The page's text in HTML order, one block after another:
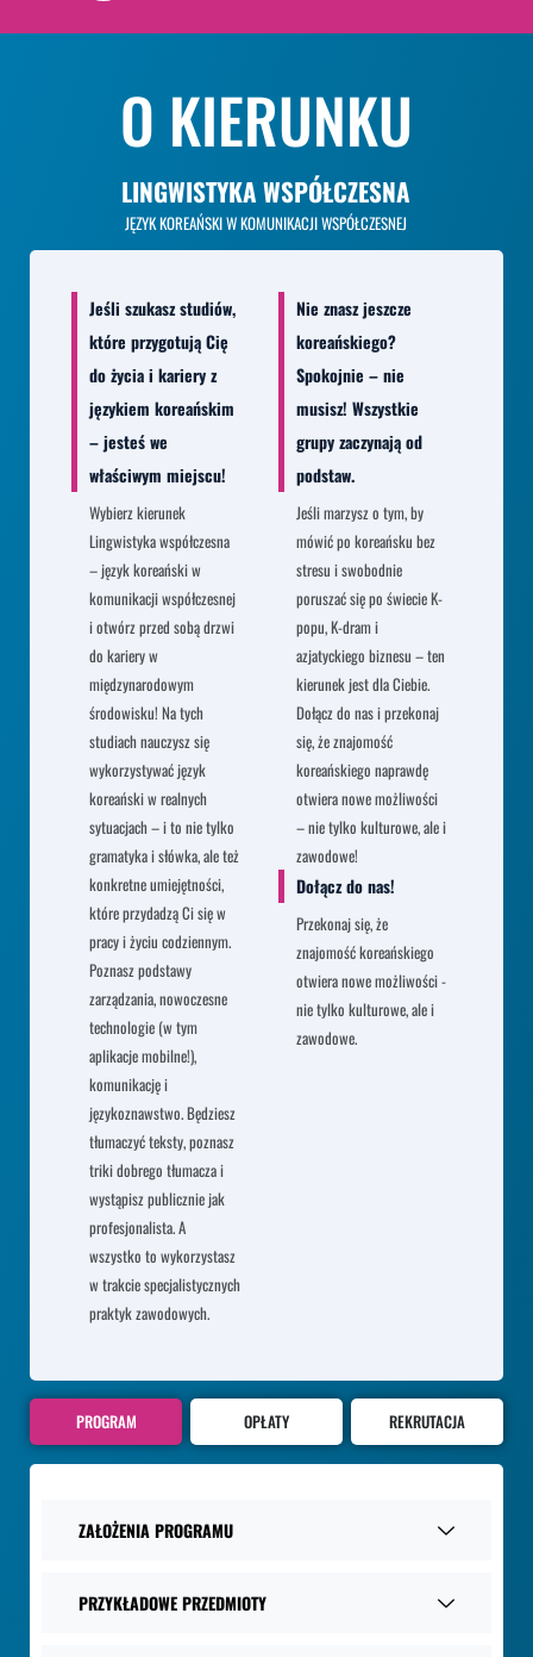
O KIERUNKU
LINGWISTYKA WSPÓŁCZESNA
JĘZYK KOREAŃSKI W KOMUNIKACJI WSPÓŁCZESNEJ
Jeśli szukasz studiów,
które przygotują Cię
do życia i kariery z
językiem koreańskim
– jesteś we
właściwym miejscu!
Wybierz kierunek
Lingwistyka współczesna
– język koreański w
komunikacji współczesnej
i otwórz przed sobą drzwi
do kariery w
międzynarodowym
środowisku! Na tych
studiach nauczysz się
wykorzystywać język
koreański w realnych
sytuacjach – i to nie tylko
gramatyka i słówka, ale też
konkretne umiejętności,
które przydadzą Ci się w
pracy i życiu codziennym.
Poznasz podstawy
zarządzania, nowoczesne
technologie (w tym
aplikacje mobilne!),
komunikację i
językoznawstwo. Będziesz
tłumaczyć teksty, poznasz
triki dobrego tłumacza i
wystąpisz publicznie jak
profesjonalista. A
wszystko to wykorzystasz
w trakcie specjalistycznych
praktyk zawodowych.
Nie znasz jeszcze
koreańskiego?
Spokojnie – nie
musisz! Wszystkie
grupy zaczynają od
podstaw.
Jeśli marzysz o tym, by
mówić po koreańsku bez
stresu i swobodnie
poruszać się po świecie K-
popu, K-dram i
azjatyckiego biznesu – ten
kierunek jest dla Ciebie.
Dołącz do nas i przekonaj
się, że znajomość
koreańskiego naprawdę
otwiera nowe możliwości
– nie tylko kulturowe, ale i
zawodowe!
Dołącz do nas!
Przekonaj się, że
znajomość koreańskiego
otwiera nowe możliwości -
nie tylko kulturowe, ale i
zawodowe.
PROGRAM OPŁATY REKRUTACJA
ZAŁOŻENIA PROGRAMU
PRZYKŁADOWE PRZEDMIOTY